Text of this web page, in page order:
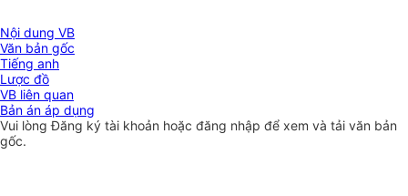
Nội dung VB
Văn bản gốc
Tiếng anh
Lược đồ
VB liên quan
Bản án áp dụng
Vui lòngĐăng ký tài khoản hoặc đăng nhập để xem và tải văn bản
gốc.